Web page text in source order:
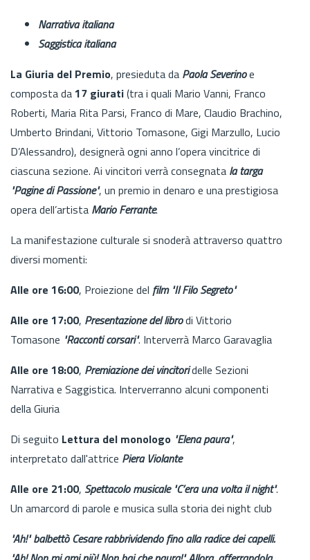
Narrativa italiana
Saggistica italiana
La Giuria del Premio, presieduta da Paola Severinoe
composta da 17 giurati(tra i quali Mario Vanni, Franco
Roberti, Maria Rita Parsi, Franco di Mare, Claudio Brachino,
Umberto Brindani, Vittorio Tomasone, Gigi Marzullo, Lucio
D’Alessandro), designerà ogni anno l’opera vincitrice di
ciascuna sezione. Ai vincitori verrà consegnata la targa
"Pagine di Passione", un premio in denaro e una prestigiosa
opera dell’artista Mario Ferrante.
La manifestazione culturale si snoderà attraverso quattro
diversi momenti:
Alle ore 16:00, Proiezione del film "Il Filo Segreto"
Alle ore 17:00, Presentazione del librodi Vittorio
Tomasone "Racconti corsari". Interverrà Marco Garavaglia
Alle ore 18:00, Premiazione dei vincitoridelle Sezioni
Narrativa e Saggistica. Interverranno alcuni componenti
della Giuria
Di seguito Lettura del monologo "Elena paura",
interpretato dall'attrice Piera Violante
Alle ore 21:00, Spettacolo musicale "C’era una volta il night".
Un amarcord di parole e musica sulla storia dei night club
"Ah!" balbettò Cesare rabbrividendo fino alla radice dei capelli.